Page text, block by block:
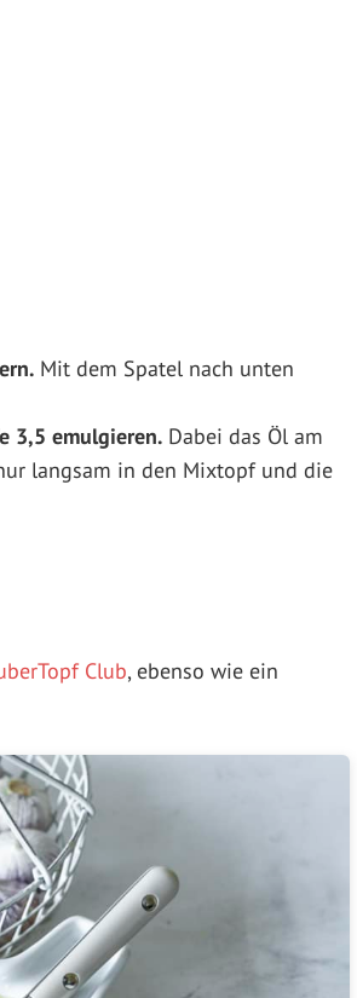
Mit dem Spatel nach unten
3,5 emulgieren. Dabei das Öl am
langsam in den Mixtopf und die
Club, ebenso wie ein